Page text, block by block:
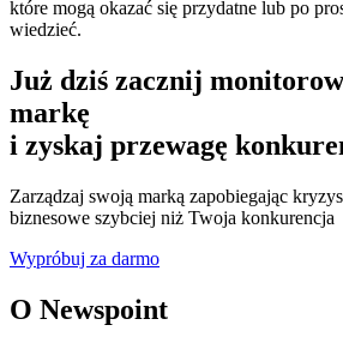
które mogą okazać się przydatne lub po
wiedzieć.
Już dziś zacznij
markę
i zyskaj przewagę
Zarządzaj swoją marką zapobiegając
biznesowe szybciej niż Twoja konkurencja
Wypróbuj za darmo
O Newspoint